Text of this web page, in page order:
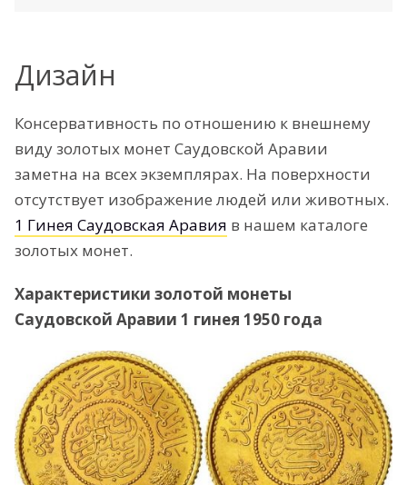
Дизайн
Консервативность по отношению к внешнему
виду золотых монет Саудовской Аравии
заметна на всех экземплярах. На поверхности
отсутствует изображение людей или животных.
1 Гинея Саудовская Аравия в нашем каталоге
золотых монет.
Характеристики золотой монеты
Саудовской Аравии 1 гинея 1950 года